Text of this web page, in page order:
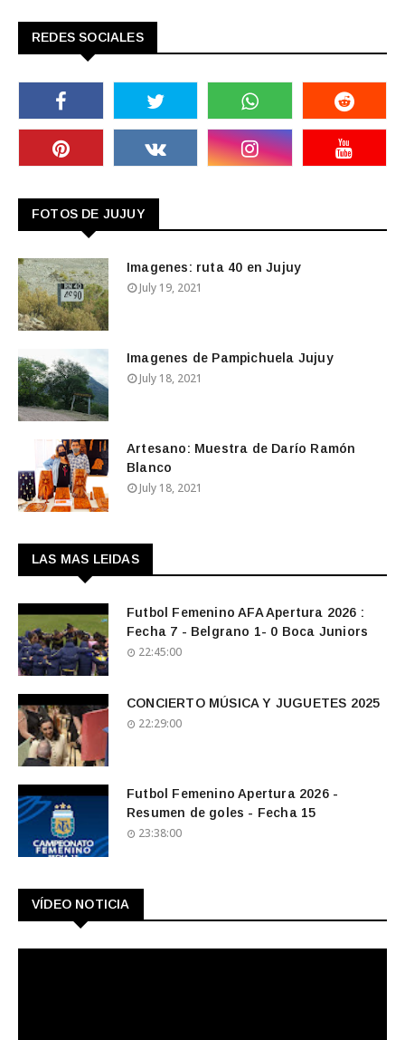
REDES SOCIALES
FOTOS DE JUJUY
Imagenes: ruta 40 en Jujuy
July 19, 2021
Imagenes de Pampichuela Jujuy
July 18, 2021
Artesano: Muestra de Darío Ramón
Blanco
July 18, 2021
LAS MAS LEIDAS
Futbol Femenino AFA Apertura 2026 :
Fecha 7 - Belgrano 1- 0 Boca Juniors
22:45:00
CONCIERTO MÚSICA Y JUGUETES 2025
22:29:00
Futbol Femenino Apertura 2026 -
Resumen de goles - Fecha 15
23:38:00
VÍDEO NOTICIA